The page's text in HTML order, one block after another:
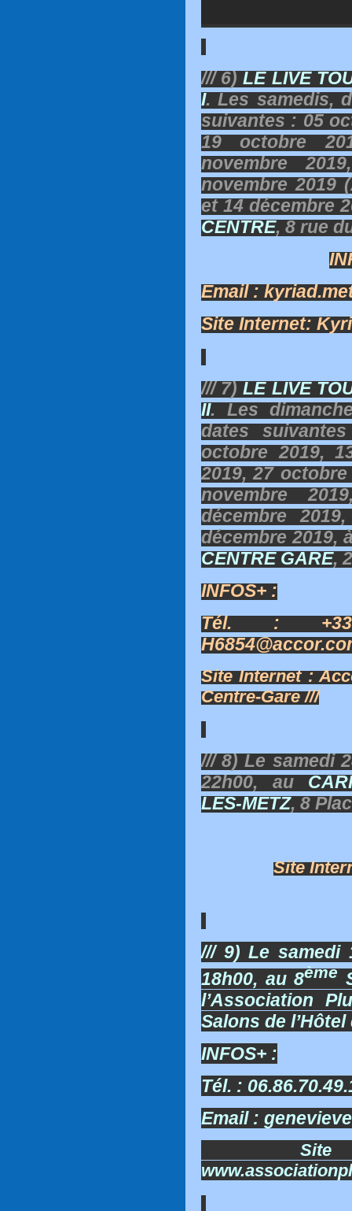
/// 6)LE LIVE
I. Les samedis,
suivantes : 05
19 octobre
novembre
novembre 2019
et 14 décembre
CENTRE, 8 rue
Email :
Site Internet:
/// 7)LE LIVE
II. Les
dates
octobre 2019,
2019, 27
novembre
décembre
décembre 2019,
CENTRE GARE,
INFOS+ :
Tél. :
Site Internet :
Centre-Gare ///
/// 8) Le samedi
22h00, au
LES-METZ, 8
Site
/// 9) Le samedi
18h00, au 8ème
l’Association
Salons de l’Hôtel
INFOS+ :
Tél. :
Email :
Site